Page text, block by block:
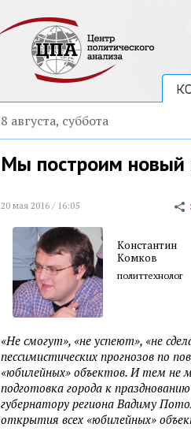
8 августа, суббота
Мы построим новый
20 мая 2016 / 16:05
Константин
Комков
политтехнолог
«Не смогут», «не успеют», «не
пессимистических прогнозов по
«юбилейных» объектов. И тем не
подготовка города к
губернатору региона Вадиму
открытия всех «юбилейных»